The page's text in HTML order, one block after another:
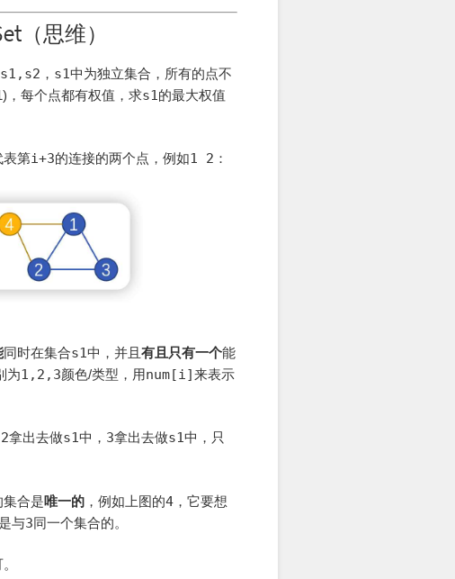
（思维）
s1,s2 ， s1中为独立集合，所有的点不
，每个点都有权值，求s1的最大权值
表第i+3的连接的两个点，例如1 2 ：
同时在集合s1中，并且 有且只有一个能
为1,2,3颜色/类型，用num[i]来表示
2拿出去做s1中， 3拿出去做s1中，只
合是唯一的 ，例如上图的4 ，它要想
与3同一个集合的。